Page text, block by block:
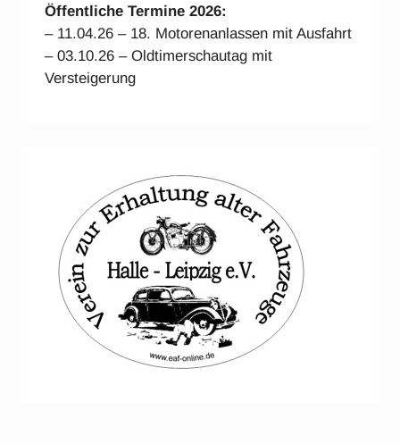
Öffentliche Termine 2026:
– 11.04.26 – 18. Motorenanlassen mit Ausfahrt
– 03.10.26 – Oldtimerschautag mit
Versteigerung